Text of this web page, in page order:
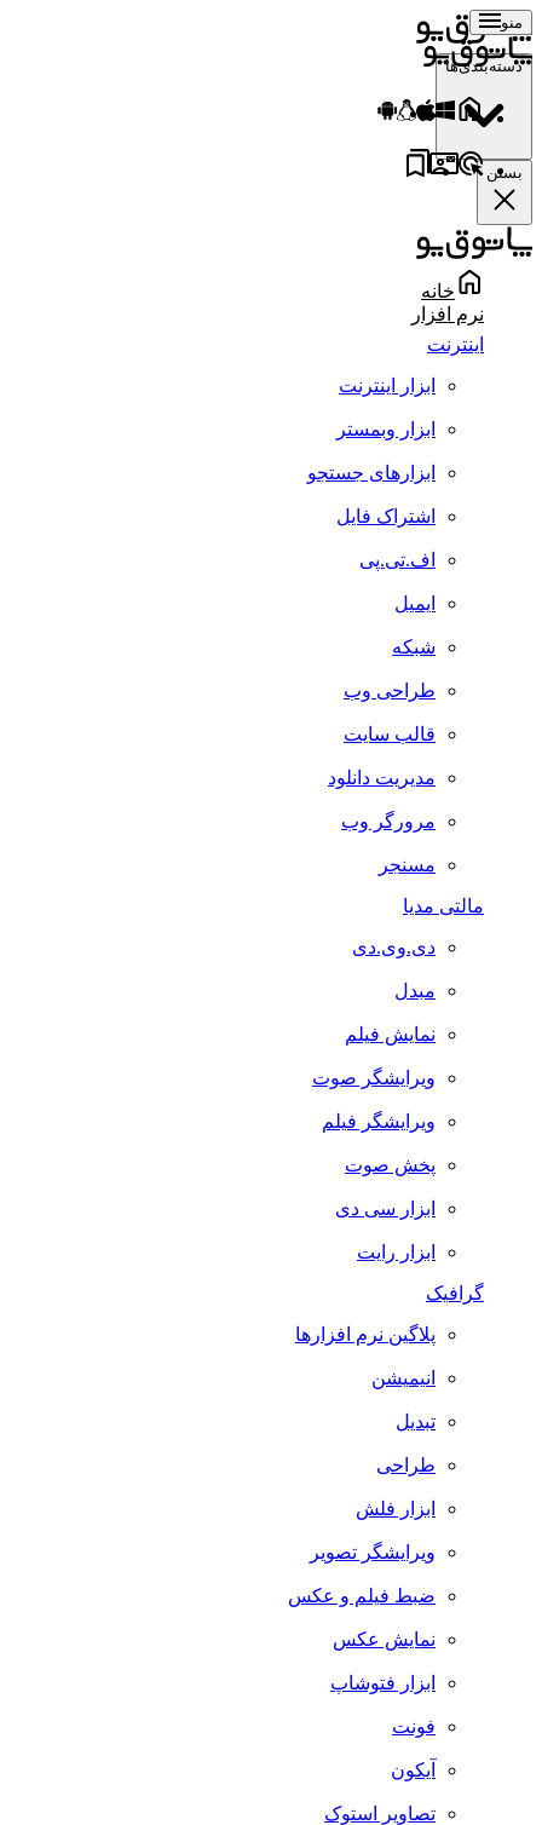
منو
دسته‌بندی‌ها
بستن
خانه
نرم افزار
اینترنت
ابزار اینترنت
ابزار وبمستر
ابزارهای جستجو
اشتراک فایل
اف.تی.پی
ایمیل
شبکه
طراحی وب
قالب سایت
مدیریت دانلود
مرورگر وب
مسنجر
مالتی مدیا
دی.وی.دی
مبدل
نمایش فیلم
ویرایشگر صوت
ویرایشگر فیلم
پخش صوت
ابزار سی دی
ابزار رایت
گرافیک
پلاگین نرم افزارها
انیمیشن
تبدیل
طراحی
ابزار فلش
ویرایشگر تصویر
ضبط فيلم و عكس
نمایش عکس
ابزار فتوشاپ
فونت
آیکون
تصاویر استوک